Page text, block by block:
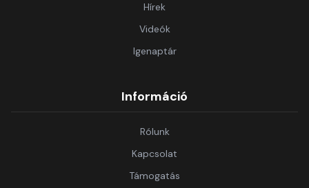
Hírek
Videók
Igenaptár
Információ
Rólunk
Kapcsolat
Támogatás